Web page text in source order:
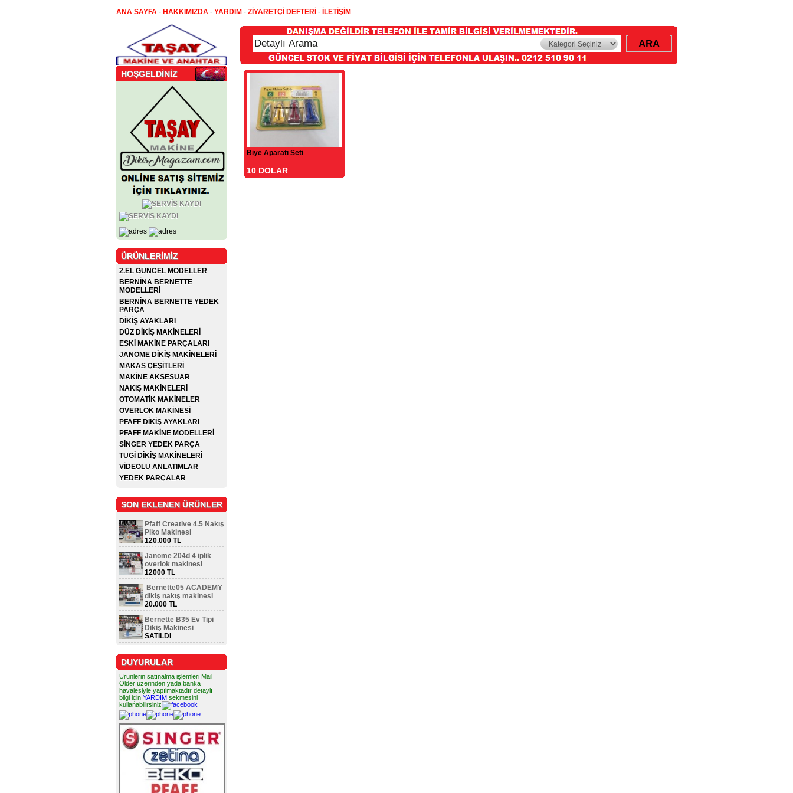
ANA SAYFA - HAKKIMIZDA - YARDIM - ZİYARETÇİ DEFTERİ - İLETİŞİM
HOŞGELDİNİZ
ÜRÜNLERİMİZ
2.EL GÜNCEL MODELLER
BERNİNA BERNETTE
MODELLERİ
BERNİNA BERNETTE YEDEK
PARÇA
DİKİŞ AYAKLARI
DÜZ DİKİŞ MAKİNELERİ
ESKİ MAKİNE PARÇALARI
JANOME DİKİŞ MAKİNELERİ
MAKAS ÇEŞİTLERİ
MAKİNE AKSESUAR
NAKIŞ MAKİNELERİ
OTOMATİK MAKİNELER
OVERLOK MAKİNESİ
PFAFF DİKİŞ AYAKLARI
PFAFF MAKİNE MODELLERİ
SİNGER YEDEK PARÇA
TUGİ DİKİŞ MAKİNELERİ
VİDEOLU ANLATIMLAR
YEDEK PARÇALAR
SON EKLENEN ÜRÜNLER
Pfaff Creative 4.5 Nakış
Piko Makinesi
120.000 TL
Janome 204d 4 iplik
overlok makinesi
12000 TL
Bernette05 ACADEMY
dikiş nakış makinesi
20.000 TL
Bernette B35 Ev Tipi
Dikiş Makinesi
SATILDI
DUYURULAR
Ürünlerin satınalma işlemleri Mail
Older üzerinden yada banka
havalesiyle yapılmaktadır detaylı
bilgi için YARDIM sekmesini
kullanabilirsiniz
Biye Aparatı Seti
10 DOLAR